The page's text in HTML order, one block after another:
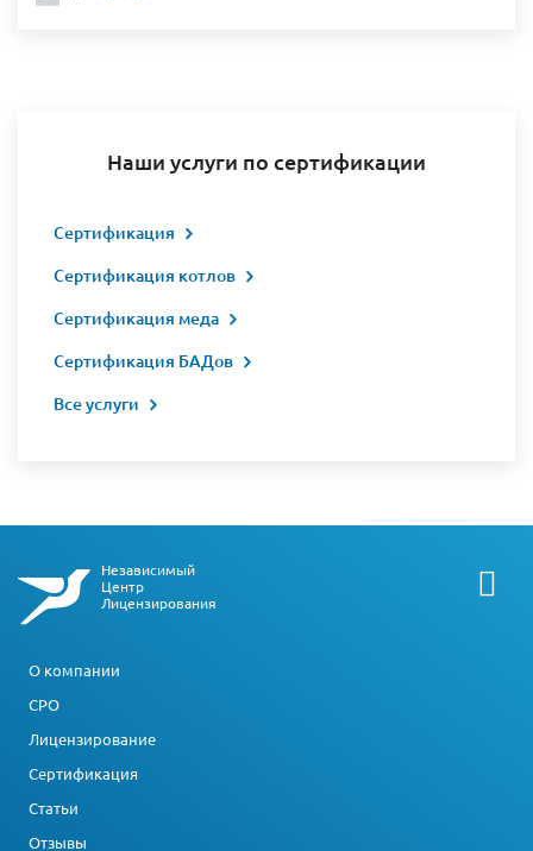
Наши услуги по сертификации
Сертификация
Сертификация котлов
Сертификация меда
Сертификация БАДов
Все услуги
Независимый
Центр
Лицензирования
О компании
СРО
Лицензирование
Сертификация
Статьи
Отзывы